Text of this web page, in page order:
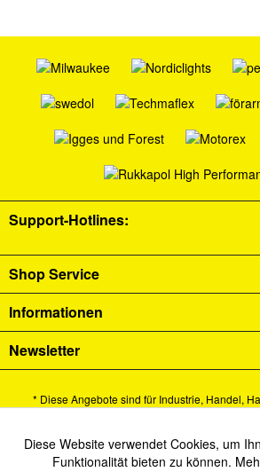
Support-Hotlines:
Shop Service
Informationen
Newsletter
* Diese Angebote sind für Industrie, Handel,
Alle Preise verstehen sich zzgl. Mehrwertsteuer
Nachnahmegebühren, wenn nicht
Funktionale
Diese Website verwendet Cookies, um
Funktionalität bieten zu können.